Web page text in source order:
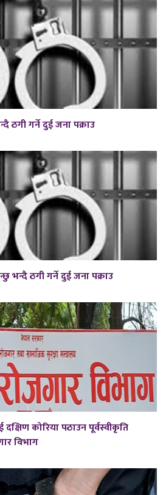
ठगी गर्ने दुई जना पक्राउ
भन्दै ठगी गर्ने दुई जना पक्राउ
कोरिया पठाउन पूर्वस्वीकृति
विभाग